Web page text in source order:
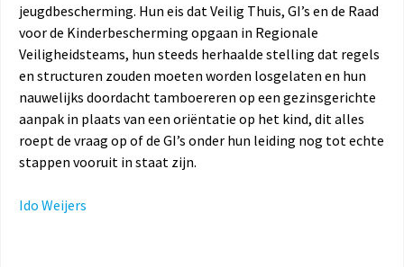
jeugdbescherming. Hun eis dat Veilig Thuis, GI’s en de Raad
voor de Kinderbescherming opgaan in Regionale
Veiligheidsteams, hun steeds herhaalde stelling dat regels
en structuren zouden moeten worden losgelaten en hun
nauwelijks doordacht tamboereren op een gezinsgerichte
aanpak in plaats van een oriëntatie op het kind, dit alles
roept de vraag op of de GI’s onder hun leiding nog tot echte
stappen vooruit in staat zijn.
Ido Weijers